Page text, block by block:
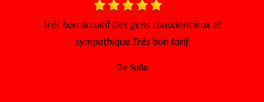
Très bon accueil Des gens consciencieux et
sympathique Très bon tarif
De Sofia